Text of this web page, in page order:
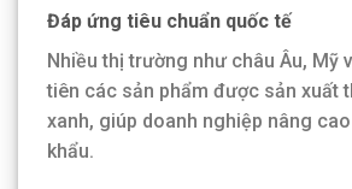
Đáp ứng tiêu chuẩn quốc tế
Nhiều thị trường như châu Âu, Mỹ
tiên các sản phẩm được sản xuất
xanh, giúp doanh nghiệp nâng
khẩu.